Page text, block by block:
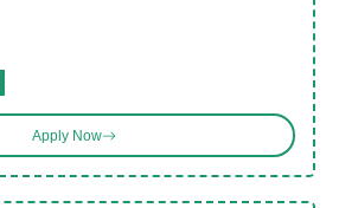
Apply Now